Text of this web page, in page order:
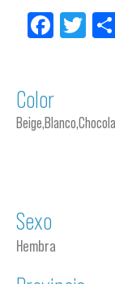
Color
Sexo
Hembra